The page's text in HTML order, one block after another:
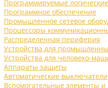
Программируемые
Программное обеспечение
Промышленное сетевое
Процессоры
Распределенная периферия
Устройства для
Устройства для человеко-
Аппараты защиты
Автоматические выключатели
Вспомогательные элементы и